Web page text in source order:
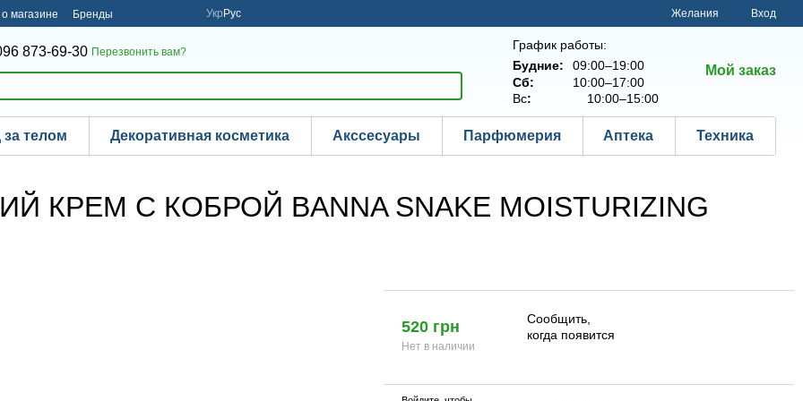
магазине Бренды Укр Рус Желания Вход
873-69-30 Перезвонить вам?
График работы:
Будние:
09:00–19:00
Сб:
10:00–17:00
Вс: 10:00–15:00
Мой заказ
за телом Декоративная косметика Акссесуары Парфюмерия Аптека Техника
КРЕМ С КОБРОЙ BANNA SNAKE MOISTURIZING
520 грн
Нет в наличии
Сообщить,
когда появится